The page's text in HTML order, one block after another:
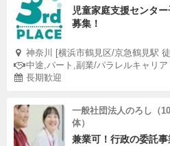
児童家庭支援センタ
募集！
神奈川 [横浜市鶴見区/京急鶴見駅
中途,パート,副業/パラレルキャリア
長期歓迎
一般社団法人のろし（
体）
兼業可！行政の委託